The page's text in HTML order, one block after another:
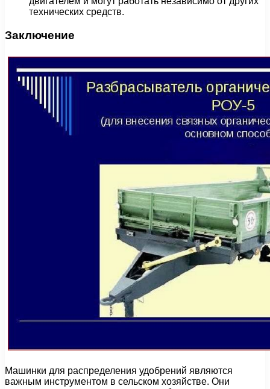
технических средств.
Заключение
Машинки для распределения удобрений являются
важным инструментом в сельском хозяйстве. Они